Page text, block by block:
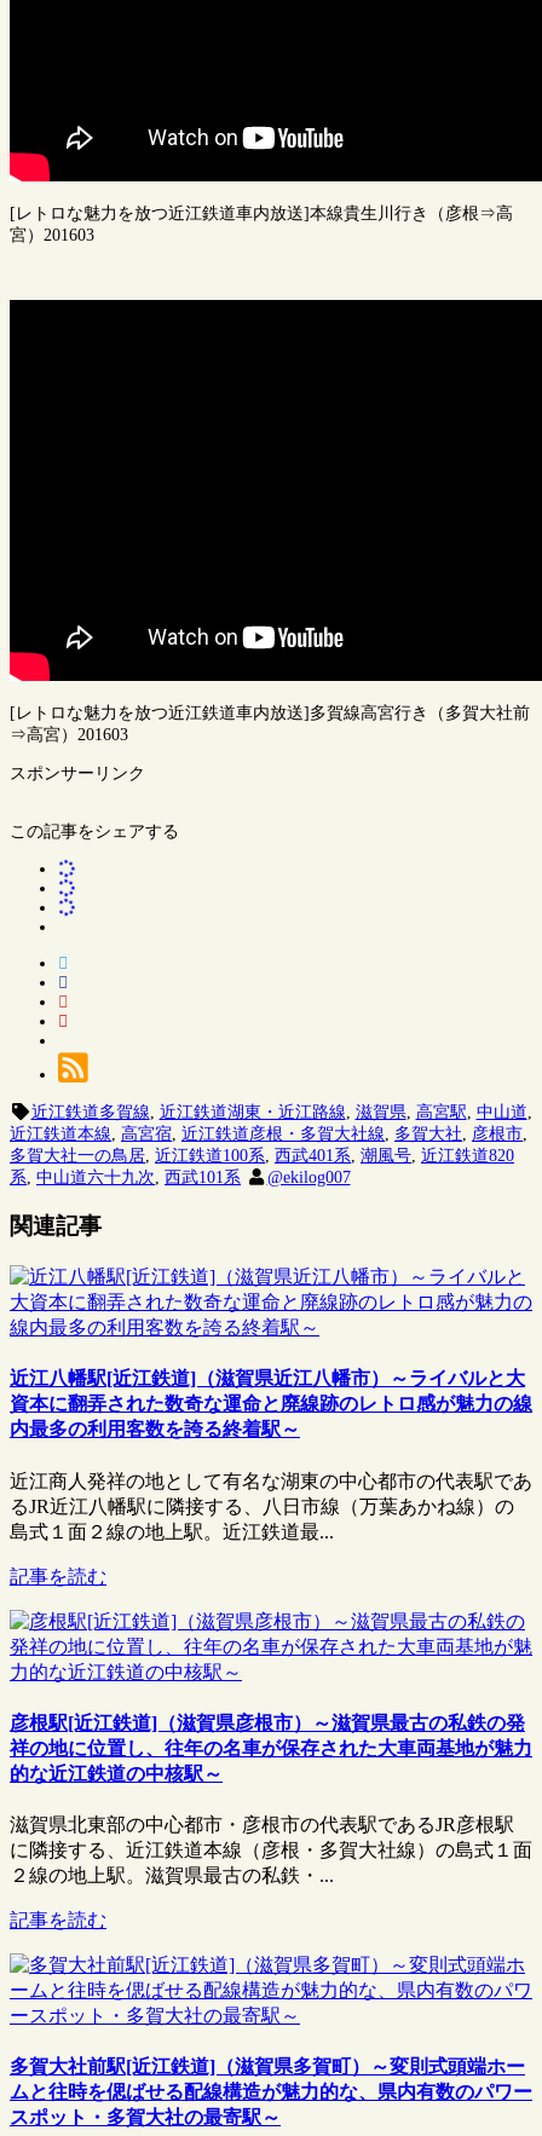
[レトロな魅力を放つ近江鉄道車内放送]本線貴生川行き（彦根⇒高
宮）201603
[レトロな魅力を放つ近江鉄道車内放送]多賀線高宮行き（多賀大社前
⇒高宮）201603
スポンサーリンク
この記事をシェアする
近江鉄道多賀線 近江鉄道湖東・近江路線 滋賀県 高宮駅 中山道
近江鉄道本線 高宮宿 近江鉄道彦根・多賀大社線 多賀大社 彦根市
多賀大社一の鳥居 近江鉄道100系 西武401系 潮風号 近江鉄道820
系 中山道六十九次 西武101系 @ekilog007
関連記事
近江八幡駅[近江鉄道]（滋賀県近江八幡市）～ライバルと大
資本に翻弄された数奇な運命と廃線跡のレトロ感が魅力の線
内最多の利用客数を誇る終着駅～
近江商人発祥の地として有名な湖東の中心都市の代表駅であ
るJR近江八幡駅に隣接する、八日市線（万葉あかね線）の
島式１面２線の地上駅。近江鉄道最...
記事を読む
彦根駅[近江鉄道]（滋賀県彦根市）～滋賀県最古の私鉄の発
祥の地に位置し、往年の名車が保存された大車両基地が魅力
的な近江鉄道の中核駅～
滋賀県北東部の中心都市・彦根市の代表駅であるJR彦根駅
に隣接する、近江鉄道本線（彦根・多賀大社線）の島式１面
２線の地上駅。滋賀県最古の私鉄・...
記事を読む
多賀大社前駅[近江鉄道]（滋賀県多賀町）～変則式頭端ホー
ムと往時を偲ばせる配線構造が魅力的な、県内有数のパワー
スポット・多賀大社の最寄駅～